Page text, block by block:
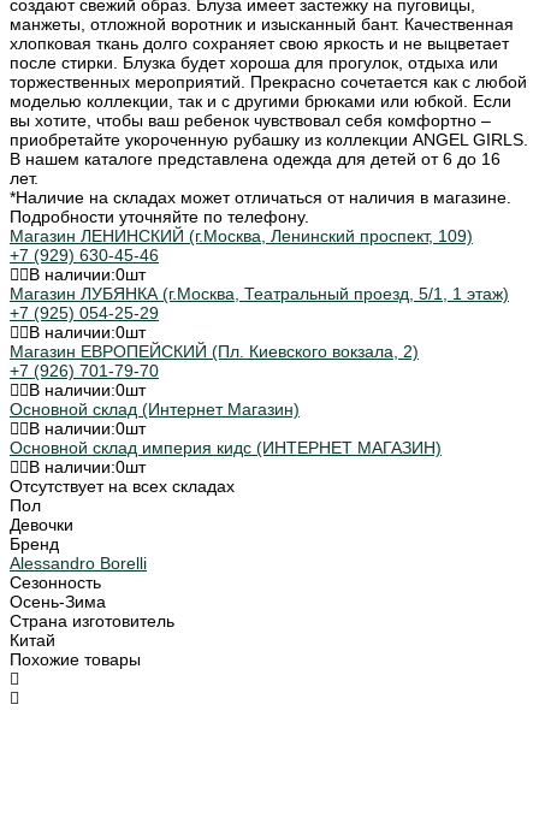
создают свежий образ. Блуза имеет застежку на пуговицы,
манжеты, отложной воротник и изысканный бант. Качественная
хлопковая ткань долго сохраняет свою яркость и не выцветает
после стирки. Блузка будет хороша для прогулок, отдыха или
торжественных мероприятий. Прекрасно сочетается как с любой
моделью коллекции, так и с другими брюками или юбкой. Если
вы хотите, чтобы ваш ребенок чувствовал себя комфортно –
приобретайте укороченную рубашку из коллекции ANGEL GIRLS.
В нашем каталоге представлена одежда для детей от 6 до 16
лет.
*Наличие на складах может отличаться от наличия в магазине.
Подробности уточняйте по телефону.
Магазин ЛЕНИНСКИЙ (г.Москва, Ленинский проспект, 109)
+7 (929) 630-45-46
В наличии:0шт
Магазин ЛУБЯНКА (г.Москва, Театральный проезд, 5/1, 1 этаж)
+7 (925) 054-25-29
В наличии:0шт
Магазин ЕВРОПЕЙСКИЙ (Пл. Киевского вокзала, 2)
+7 (926) 701-79-70
В наличии:0шт
Основной склад (Интернет Магазин)
В наличии:0шт
Основной склад империя кидс (ИНТЕРНЕТ МАГАЗИН)
В наличии:0шт
Отсутствует на всех складах
Пол
Девочки
Бренд
Alessandro Borelli
Сезонность
Осень-Зима
Страна изготовитель
Китай
Похожие товары